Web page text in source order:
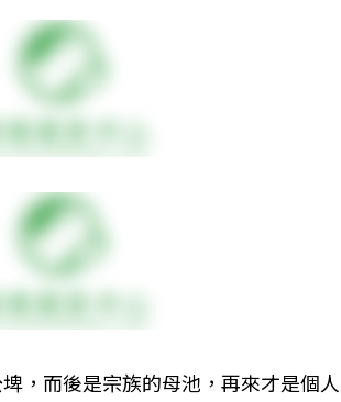
，而後是宗族的母池，再來才是個